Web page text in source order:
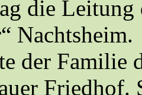
die Leitung
Nachtsheim.
der Familie